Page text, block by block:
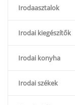
Irodaasztalok
Irodai kiegészítők
Irodai konyha
Irodai székek